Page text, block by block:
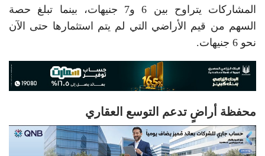
المشاركات يتراوح بين 6 و7 جنيهات، بينما تبلغ حصة
السهم من قيم الأراضي التي لم يتم استثمارها حتى الآن
نحو 6 جنيهات.
محفظة أراضٍ تدعم التوسع العقاري